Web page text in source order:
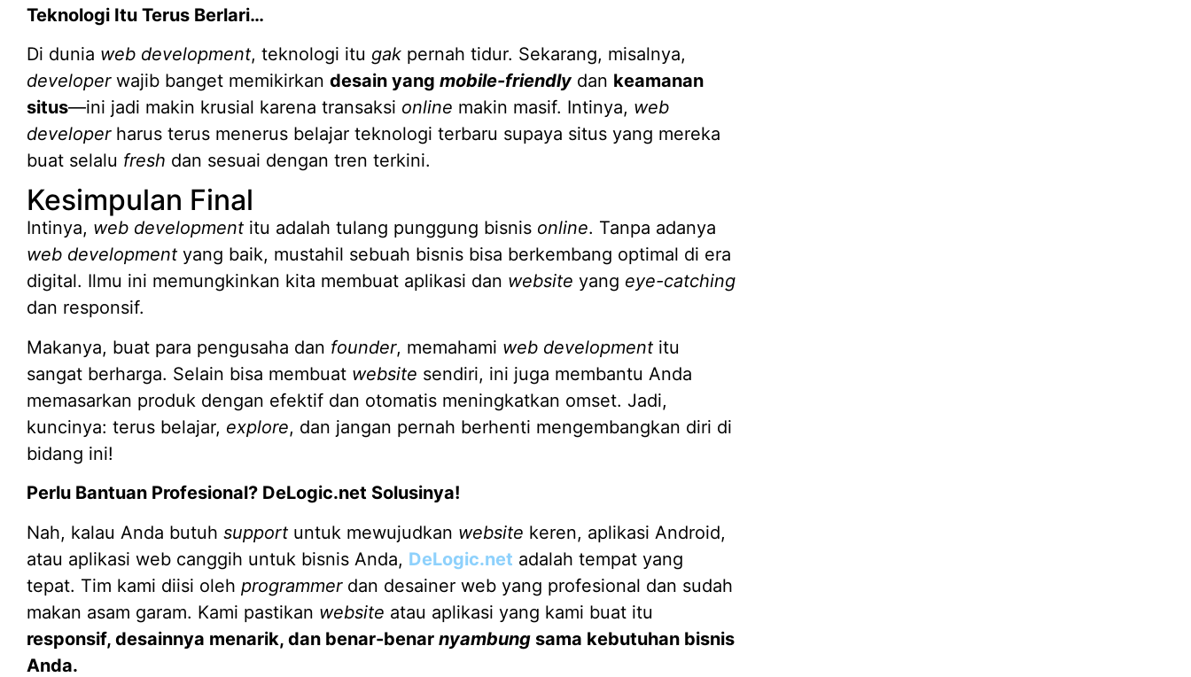
Teknologi Itu Terus Berlari…
Di dunia web development, teknologi itu gak pernah tidur. Sekarang, misalnya,
developerwajib banget memikirkan desain yang mobile-friendly dan keamanan
situs—ini jadi makin krusial karena transaksi online makin masif. Intinya, web
developerharus terus menerus belajar teknologi terbaru supaya situs yang mereka
buat selalu fresh dan sesuai dengan tren terkini.
Kesimpulan Final
Intinya, web development itu adalah tulang punggung bisnis online. Tanpa adanya
web development yang baik, mustahil sebuah bisnis bisa berkembang optimal di era
digital. Ilmu ini memungkinkan kita membuat aplikasi dan website yang eye-catching
dan responsif.
Makanya, buat para pengusaha dan founder, memahami web development itu
sangat berharga. Selain bisa membuat website sendiri, ini juga membantu Anda
memasarkan produk dengan efektif dan otomatis meningkatkan omset. Jadi,
kuncinya: terus belajar, explore, dan jangan pernah berhenti mengembangkan diri di
bidang ini!
Perlu Bantuan Profesional? DeLogic.net Solusinya!
Nah, kalau Anda butuh support untuk mewujudkan website keren, aplikasi Android,
atau aplikasi web canggih untuk bisnis Anda, DeLogic.net adalah tempat yang
tepat. Tim kami diisi oleh programmerdan desainer web yang profesional dan sudah
makan asam garam. Kami pastikan website atau aplikasi yang kami buat itu
responsif, desainnya menarik, dan benar-benar nyambung sama kebutuhan bisnis
Anda.